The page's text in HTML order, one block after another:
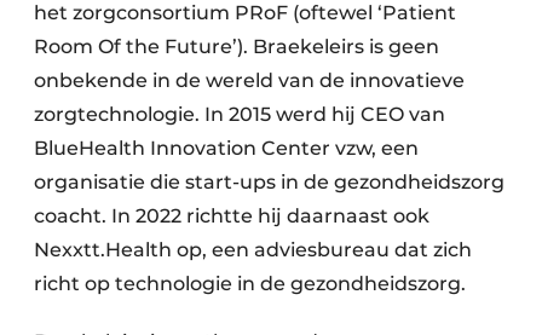
het zorgconsortium PRoF (oftewel ‘Patient
Room Of the Future’). Braekeleirs is geen
onbekende in de wereld van de innovatieve
zorgtechnologie. In 2015 werd hij CEO van
BlueHealth Innovation Center vzw, een
organisatie die start-ups in de gezondheidszorg
coacht. In 2022 richtte hij daarnaast ook
Nexxtt.Health op, een adviesbureau dat zich
richt op technologie in de gezondheidszorg.